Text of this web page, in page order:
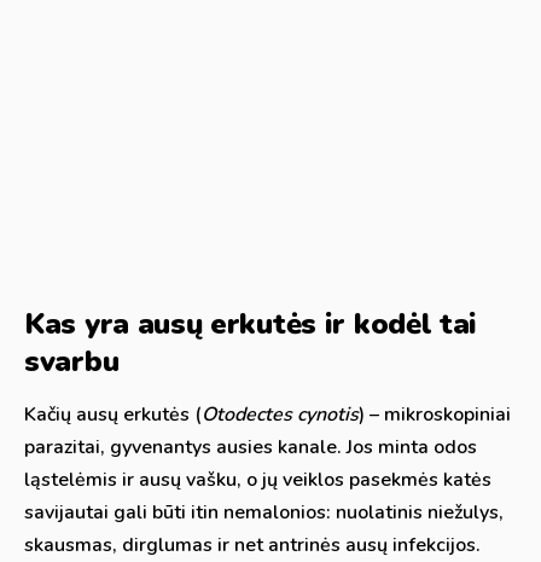
Kas yra ausų erkutės ir kodėl tai
svarbu
Kačių ausų erkutės (Otodectes cynotis) – mikroskopiniai
parazitai, gyvenantys ausies kanale. Jos minta odos
ląstelėmis ir ausų vašku, o jų veiklos pasekmės katės
savijautai gali būti itin nemalonios: nuolatinis niežulys,
skausmas, dirglumas ir net antrinės ausų infekcijos.